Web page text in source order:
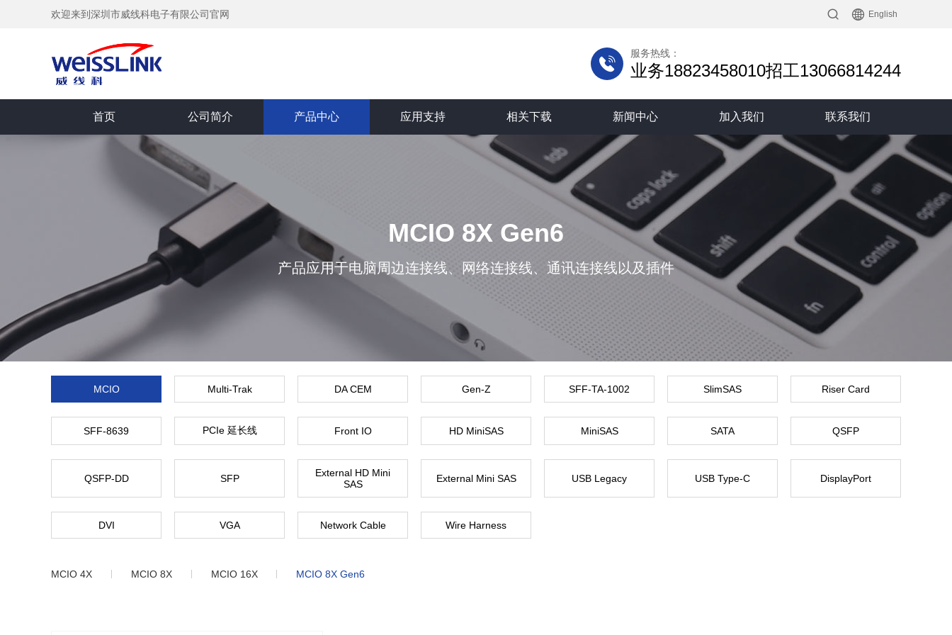
欢迎来到深圳市威线科电子有限公司官网 English
服务热线：
业务18823458010招工13066814244
首页 公司简介 产品中心 应用支持 相关下载 新闻中心 加入我们 联系我们
MCIO 8X Gen6
产品应用于电脑周边连接线、网络连接线、通讯连接线以及插件
MCIO Multi-Trak DA CEM Gen-Z SFF-TA-1002 SlimSAS Riser Card
SFF-8639 PCIe 延长线 Front IO HD MiniSAS MiniSAS SATA QSFP
QSFP-DD SFP
External HD Mini
SAS
External Mini SAS USB Legacy USB Type-C DisplayPort
DVI VGA Network Cable Wire Harness
MCIO 4X MCIO 8X MCIO 16X MCIO 8X Gen6